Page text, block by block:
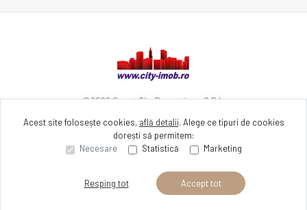
©2026Smart City Promotions S.R.L.
Site creat în
Acest site folosește cookies, află detalii. Alege ce tipuri de cookies
dorești să permitem:
Necesare
Statistică Marketing
Resping tot Accept tot